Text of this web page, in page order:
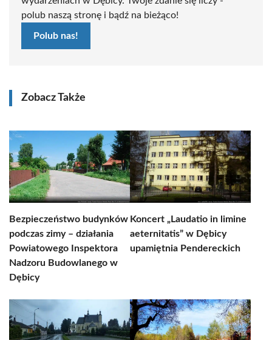
polub naszą stronę i bądź na bieżąco!
Polub nas!
Zobacz Także
Bezpieczeństwo budynków
podczas zimy – działania
Powiatowego Inspektora
Nadzoru Budowlanego w
Dębicy
Koncert „Laudatio in limine
aeternitatis” w Dębicy
upamiętnia Pendereckich